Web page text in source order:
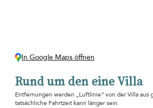
In Google Maps öffnen
Rund um den eine Villa
Entfernungen werden „Luftlinie“ von der Villa aus
tatsächliche Fahrtzeit kann länger sein.